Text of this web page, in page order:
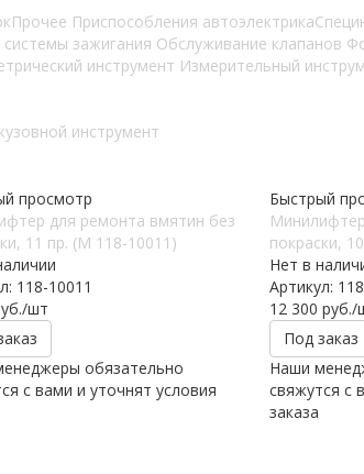
Прочее Приспособления автоэлектрика
зажигания Обслуживание клапанов
инструмент Измерительный
инструмент
просмотр
для ремонта вмятин без
11 пр. (М 118-10011)
118-10011
/шт
обязательно
с вами и уточнят условия
Быстрый
покраски,
Нет в
Артикул:
12 300 руб./
Под заказ
Наши
свяжутся с
заказа